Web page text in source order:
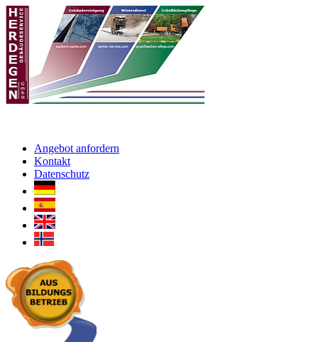
Angebot anfordern
Kontakt
Datenschutz